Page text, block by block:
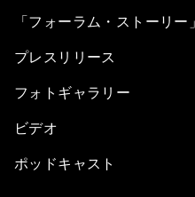
「フォーラム・ストーリー」
プレスリリース
フォトギャラリー
ビデオ
ポッドキャスト